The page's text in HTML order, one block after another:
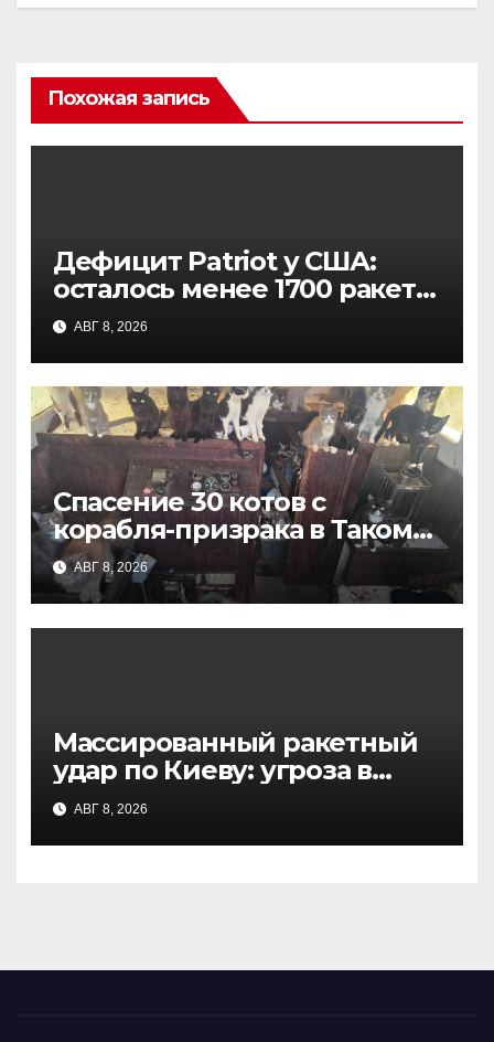
Похожая запись
Дефицит Patriot у США:
осталось менее 1700 ракет
на фоне операции против
Ирана
АВГ 8, 2026
Спасение 30 котов с
корабля-призрака в Такоме:
история счастливого
избавления
АВГ 8, 2026
Массированный ракетный
удар по Киеву: угроза в
ближайшие 48 часов
АВГ 8, 2026